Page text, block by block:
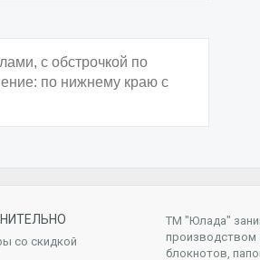
с обстрочкой по
по нижнему краю с
со скидкой
ТМ "Юлада"
производством
блокнотов,